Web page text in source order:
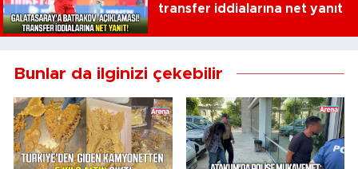
transfer iddialarına net yanıt
Bunlar da ilginizi çekebilir